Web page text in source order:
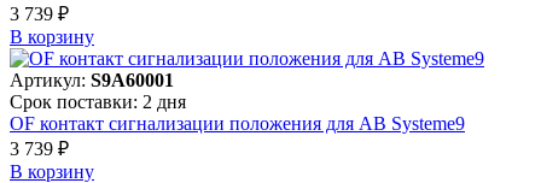
3 739 ₽
В корзинy
Артикул: S9A60001
Срок поставки: 2 дня
OF контакт сигнализации положения для АВ Systeme9
3 739 ₽
В корзинy